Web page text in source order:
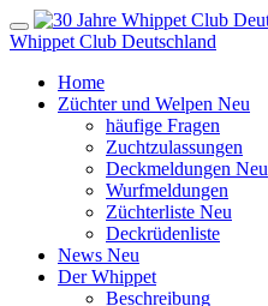
Whippet Club Deutschland
Home
Züchter und Welpen Neu
häufige Fragen
Zuchtzulassungen
Deckmeldungen Neu
Wurfmeldungen
Züchterliste Neu
Deckrüdenliste
News Neu
Der Whippet
Beschreibung